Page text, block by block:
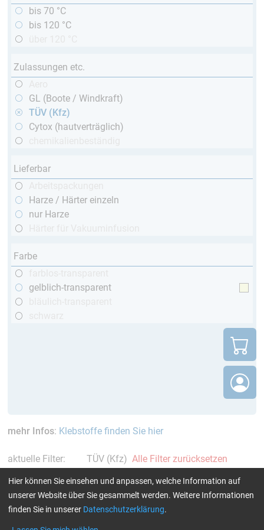
bis 70 °C
bis 120 °C
Zulassungen etc.
GL (Boote / Windkraft)
TÜV (Kfz)
Cytox (hautverträglich)
Lieferbar
Harze / Härter einzeln
nur Harze
Farbe
gelblich-transparent
mehr Infos: Klebstoffe finden Sie hier
aktuelle Filter: TÜV (Kfz) Alle Filter zurücksetzen
Hier können Sie einsehen und anpassen, welche Information auf
unserer Website über Sie gesammelt werden. Weitere Informationen
finden Sie in unserer Datenschutzerklärung.